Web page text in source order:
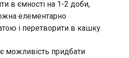
в ємності на 1-2 доби,
елементарно
і перетворити в кашку.
можливість придбати